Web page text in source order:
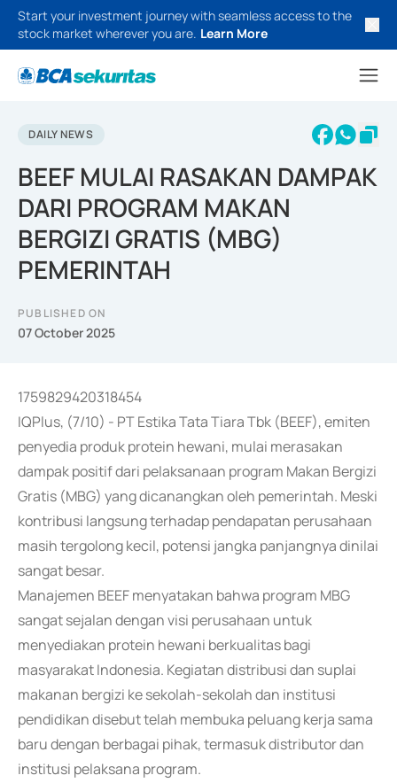
Start your investment journey with seamless access to the
stock market wherever you are. Learn More
DAILY NEWS
BEEF MULAI RASAKAN DAMPAK
DARI PROGRAM MAKAN
BERGIZI GRATIS (MBG)
PEMERINTAH
PUBLISHED ON
07 October 2025
1759829420318454
IQPlus, (7/10) - PT Estika Tata Tiara Tbk (BEEF), emiten
penyedia produk protein hewani, mulai merasakan
dampak positif dari pelaksanaan program Makan Bergizi
Gratis (MBG) yang dicanangkan oleh pemerintah. Meski
kontribusi langsung terhadap pendapatan perusahaan
masih tergolong kecil, potensi jangka panjangnya dinilai
sangat besar.
Manajemen BEEF menyatakan bahwa program MBG
sangat sejalan dengan visi perusahaan untuk
menyediakan protein hewani berkualitas bagi
masyarakat Indonesia. Kegiatan distribusi dan suplai
makanan bergizi ke sekolah-sekolah dan institusi
pendidikan disebut telah membuka peluang kerja sama
baru dengan berbagai pihak, termasuk distributor dan
institusi pelaksana program.